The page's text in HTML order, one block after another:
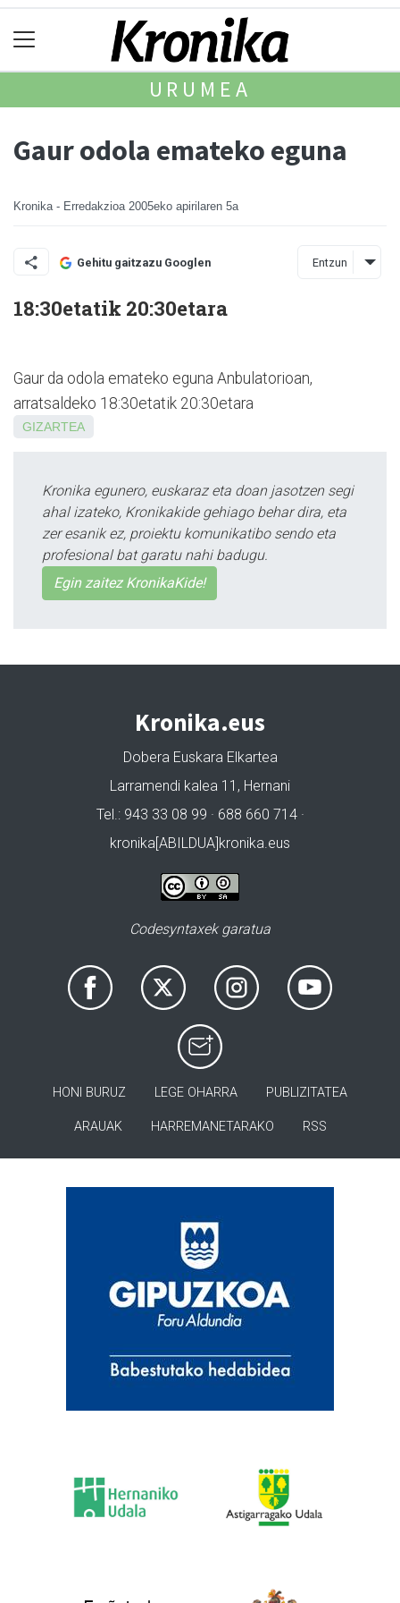
URUMEA
Gaur odola emateko eguna
Kronika - Erredakzioa 2005eko apirilaren 5a
Gehitu gaitzazu Googlen Entzun
18:30etatik 20:30etara
Gaur da odola emateko eguna Anbulatorioan,
arratsaldeko 18:30etatik 20:30etara
GIZARTEA
Kronika egunero, euskaraz eta doan jasotzen segi
ahal izateko, Kronikakide gehiago behar dira, eta
zer esanik ez, proiektu komunikatibo sendo eta
profesional bat garatu nahi badugu.
Egin zaitez KronikaKide!
Kronika.eus
Dobera Euskara Elkartea
Larramendi kalea 11, Hernani
Tel.: 943 33 08 99 · 688 660 714 ·
kronika[ABILDUA]kronika.eus
Codesyntaxek garatua
HONI BURUZ LEGE OHARRA PUBLIZITATEA
ARAUAK HARREMANETARAKO RSS